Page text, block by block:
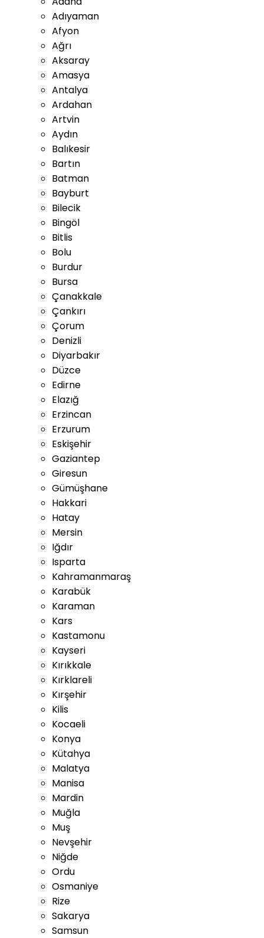
Adıyaman
Afyon
Ağrı
Aksaray
Amasya
Antalya
Ardahan
Artvin
Aydın
Balıkesir
Bartın
Batman
Bayburt
Bilecik
Bingöl
Bitlis
Bolu
Burdur
Bursa
Çanakkale
Çankırı
Çorum
Denizli
Diyarbakır
Düzce
Edirne
Elazığ
Erzincan
Erzurum
Eskişehir
Gaziantep
Giresun
Gümüşhane
Hakkari
Hatay
Mersin
Iğdır
Isparta
Kahramanmaraş
Karabük
Karaman
Kars
Kastamonu
Kayseri
Kırıkkale
Kırklareli
Kırşehir
Kilis
Kocaeli
Konya
Kütahya
Malatya
Manisa
Mardin
Muğla
Muş
Nevşehir
Niğde
Ordu
Osmaniye
Rize
Sakarya
Samsun